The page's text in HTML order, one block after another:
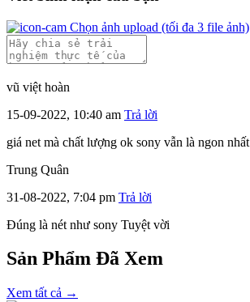
Chọn ảnh upload (tối đa 3 file ảnh)
vũ việt hoàn
15-09-2022, 10:40 am Trả lời
giá net mà chất lượng ok sony vẫn là ngon nhất
Trung Quân
31-08-2022, 7:04 pm Trả lời
Đúng là nét như sony Tuyệt vời
Sản Phẩm Đã Xem
Xem tất cả →